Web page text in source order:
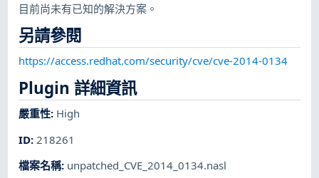
目前尚未有已知的解決方案。
另請參閱
https://access.redhat.com/security/cve/cve-2014-0134
Plugin 詳細資訊
嚴重性: High
ID: 218261
檔案名稱: unpatched_CVE_2014_0134.nasl